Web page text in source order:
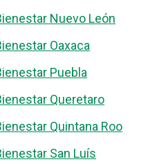
Nuevo León
Oaxaca
Puebla
Queretaro
Quintana Roo
San Luís